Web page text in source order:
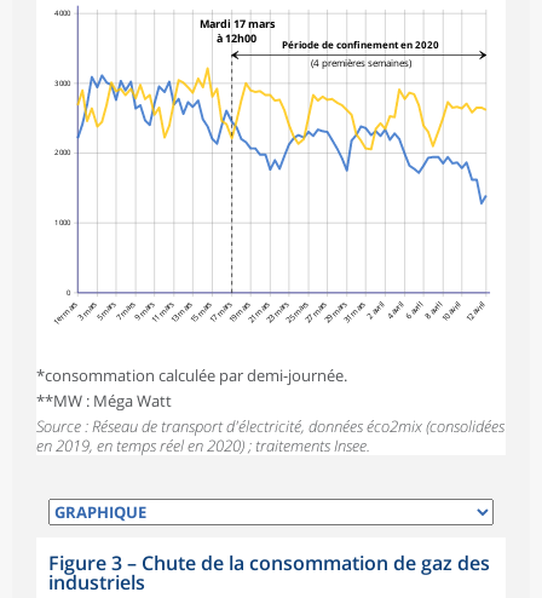
0
1 000
2 000
3 000
4 000
1er mars3 mars5 mars7 mars9 mars11 mars13 mars15 mars17 mars19 mars21 mars23 mars25 mars27 mars29 mars31 mars2 avril4 avril6 avril8 avril10 avril 12 avril
Mardi 17 mars
à 12h00
Période de confinement en 2020
(4 premières semaines)
*consommation calculée par demi-journée.
**MW : Méga Watt
Source : Réseau de transport d'électricité, données éco2mix (consolidées
en 2019, en temps réel en 2020) ; traitements Insee.
Figure 3– Chute de la consommation de gaz des
industriels